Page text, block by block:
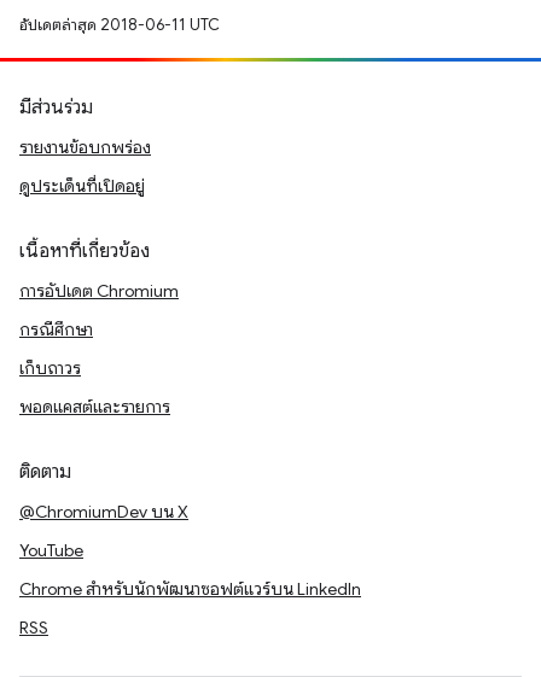
อัปเดตล่าสุด 2018-06-11 UTC
มีส่วนร่วม
รายงานข้อบกพร่อง
ดูประเด็นที่เปิดอยู่
เนื้อหาที่เกี่ยวข้อง
การอัปเดต Chromium
กรณีศึกษา
เก็บถาวร
พอดแคสต์และรายการ
ติดตาม
@ChromiumDev บน X
YouTube
Chrome สำหรับนักพัฒนาซอฟต์แวร์บน LinkedIn
RSS